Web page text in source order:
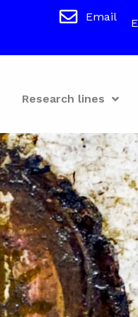
Email
Research lines